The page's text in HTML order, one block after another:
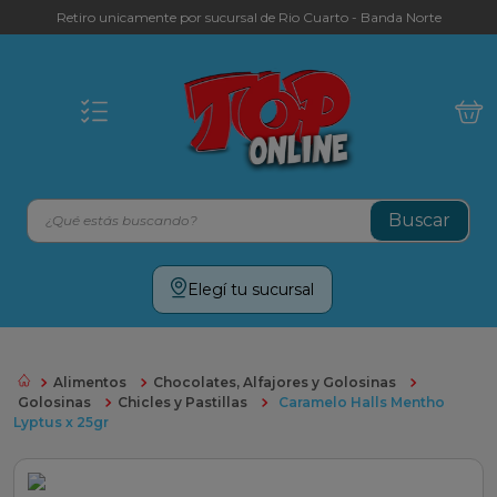
Retiro unicamente por sucursal de Rio Cuarto - Banda Norte
¿Qué estás buscando?
Elegí tu sucursal
Alimentos
Chocolates, Alfajores y Golosinas
Golosinas
Chicles y Pastillas
Caramelo Halls Mentho
Lyptus x 25gr
Términos más buscados
galletitas
aceite